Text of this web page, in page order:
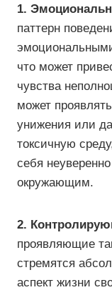
1.
паттерн
что может
чувства
может
унижения или
токсичную
себя
окружающим.
2.
проявляющие
стремятся
аспект жизни